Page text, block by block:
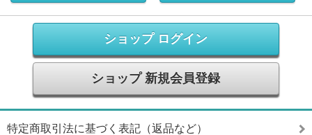
ショップ ログイン
ショップ 新規会員登録
特定商取引法に基づく表記（返品など）